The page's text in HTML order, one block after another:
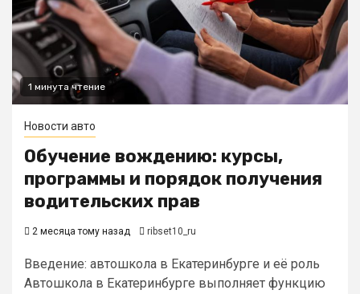
1 минута чтение
Новости авто
Обучение вождению: курсы,
программы и порядок получения
водительских прав
2 месяца тому назад ribset10_ru
Введение: автошкола в Екатеринбурге и её роль
Автошкола в Екатеринбурге выполняет функцию